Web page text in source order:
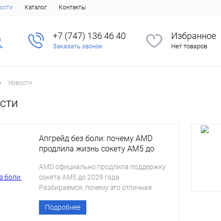
Каталог Контакты
+7 (747) 136 46 40
Заказать звонок
Избранное
Нет товаров
Новости
Апгрейд без боли: почему AMD
продлила жизнь сокету AM5 до
AMD официально продлила поддержку
сокета AM5 до 2029 года.
Разбираемся, почему это отличная
как это поможет сэкономить на
Подробнее